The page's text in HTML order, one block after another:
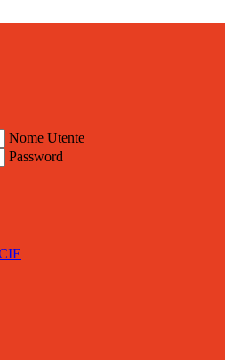
Nome Utente
Password